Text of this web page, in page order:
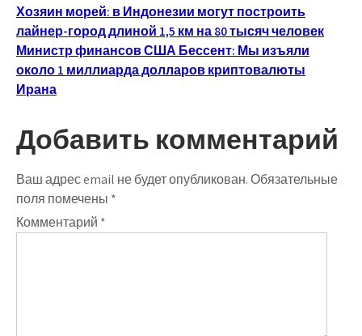
Навигация
по
записям
Хозяин морей: в Индонезии могут построить
лайнер-город длиной 1,5 км на 80 тысяч человек
Министр финансов США Бессент: Мы изъяли
около 1 миллиарда долларов криптовалюты
Ирана
Добавить комментарий
Ваш адрес email не будет опубликован.Обязательные
поля помечены *
Комментарий *